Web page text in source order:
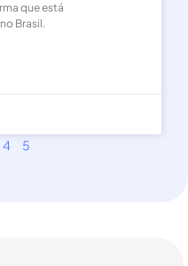
que está
Brasil.
4 5